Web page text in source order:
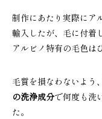
制作にあたり実際にア
輸入したが、毛に付着
アルビノ特有の毛色は
毛質を損なわないよう、
の洗浄成分で何度も洗
た。